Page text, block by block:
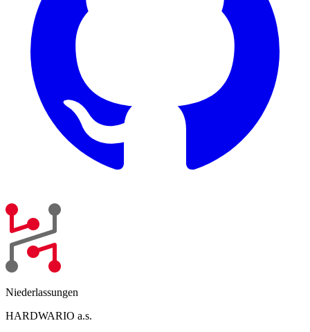
Niederlassungen
HARDWARIO a.s.